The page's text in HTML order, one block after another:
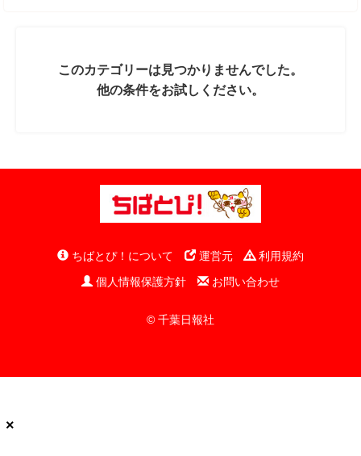
このカテゴリーは見つかりませんでした。
他の条件をお試しください。
ちばとぴ！について 運営元
利用規約
個人情報保護方針
お問い合わせ
© 千葉日報社
×